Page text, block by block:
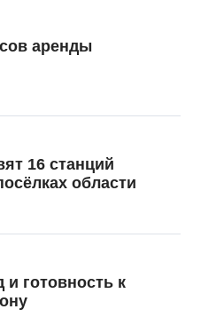
аренды
16 станций
области
готовность к